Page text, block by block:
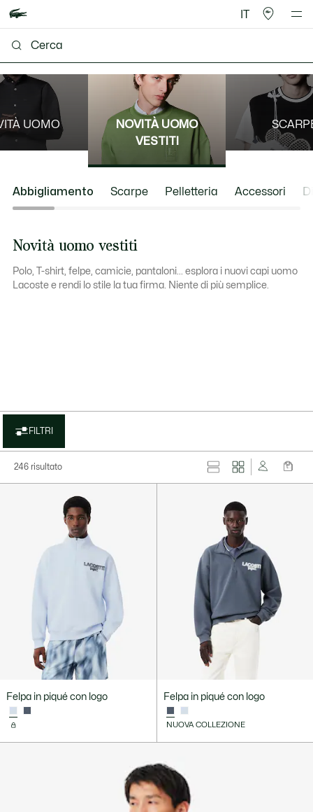
IT
UOMO
NOVITÀ UOMO
VESTITI
Abbigliamento Scarpe Pelletteria Accessori
Novità uomo vestiti
Polo, T-shirt, felpe, camicie, pantaloni... esplora i nuovi capi uomo
Lacoste e rendi lo stile la tua firma. Niente di più semplice.
FILTRI
246 risultato
Felpa in piqué con logo Felpa in piqué con logo
NUOVA COLLEZIONE